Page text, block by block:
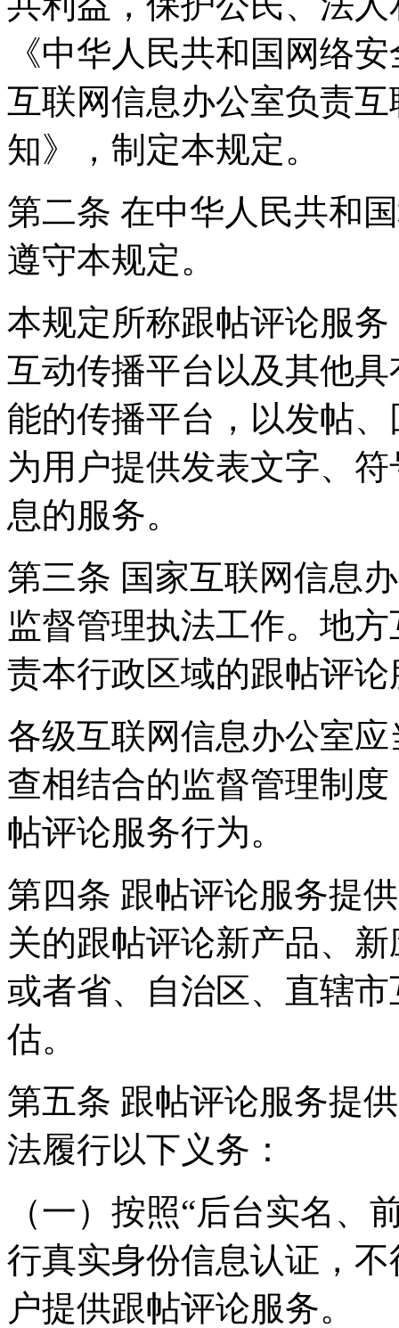
《中华人民共和国网络
互联网信息办公室负责
知》，制定本规定。
第二条 在中华人民共和
遵守本规定。
本规定所称跟帖评论服
互动传播平台以及其他
能的传播平台，以发帖
为用户提供发表文字、
息的服务。
第三条 国家互联网信息
监督管理执法工作。地
责本行政区域的跟帖评
各级互联网信息办公室
查相结合的监督管理制
帖评论服务行为。
第四条 跟帖评论服务提
关的跟帖评论新产品、
或者省、自治区、直辖
估。
第五条 跟帖评论服务提
法履行以下义务：
（一）按照“后台实名、
行真实身份信息认证，
户提供跟帖评论服务。